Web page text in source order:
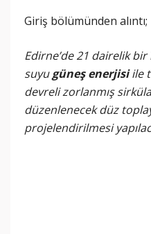
Giriş bölümünden alıntı;
Edirne’de 21 dairelik bir
suyugüneş enerjisiile
devreli zorlanmış
düzenlenecek düz
projelendirilmesi